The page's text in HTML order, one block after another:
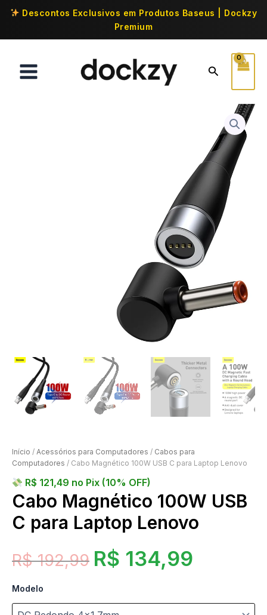
Descontos Exclusivos em Produtos Baseus | Dockzy
Premium
Início / Acessórios para Computadores / Cabos para
Computadores / Cabo Magnético 100W USB C para Laptop Lenovo
R$ 121,49 no Pix (10% OFF)
Cabo Magnético 100W USB
C para Laptop Lenovo
R$192,99 R$ 134,99
Modelo